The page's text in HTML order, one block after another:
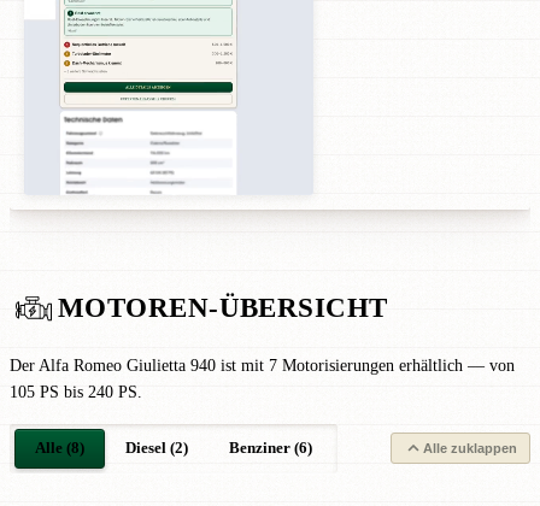
MOTOREN-ÜBERSICHT
Der Alfa Romeo Giulietta 940 ist mit 7 Motorisierungen erhältlich — von
105 PS bis 240 PS.
Alle (8) Diesel (2) Benziner (6) Alle zuklappen